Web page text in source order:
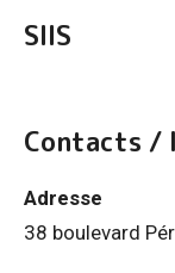
SIIS
Contacts /
Adresse
38 boulevard